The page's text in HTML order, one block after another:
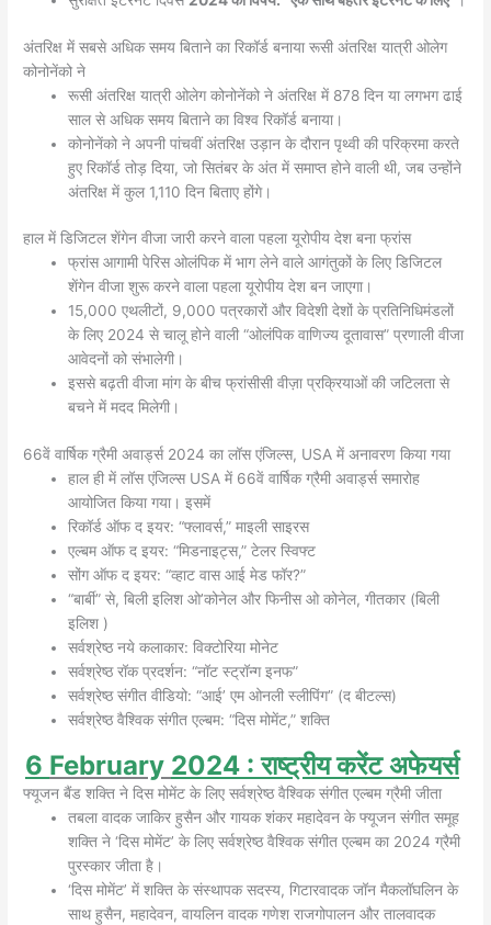
अंतरिक्ष में सबसे अधिक समय बिताने का रिकॉर्ड बनाया रूसी अंतरिक्ष यात्री ओलेग
कोनोनेंको ने
रूसी अंतरिक्ष यात्री ओलेग कोनोनेंको ने अंतरिक्ष में 878 दिन या लगभग ढाई
साल से अधिक समय बिताने का विश्व रिकॉर्ड बनाया।
कोनोनेंको ने अपनी पांचवीं अंतरिक्ष उड़ान के दौरान पृथ्वी की परिक्रमा करते
हुए रिकॉर्ड तोड़ दिया, जो सितंबर के अंत में समाप्त होने वाली थी, जब उन्होंने
अंतरिक्ष में कुल 1,110 दिन बिताए होंगे।
हाल में डिजिटल शेंगेन वीजा जारी करने वाला पहला यूरोपीय देश बना फ्रांस
फ्रांस आगामी पेरिस ओलंपिक में भाग लेने वाले आगंतुकों के लिए डिजिटल
शेंगेन वीजा शुरू करने वाला पहला यूरोपीय देश बन जाएगा।
15,000 एथलीटों, 9,000 पत्रकारों और विदेशी देशों के प्रतिनिधिमंडलों
के लिए 2024 से चालू होने वाली “ओलंपिक वाणिज्य दूतावास” प्रणाली वीजा
आवेदनों को संभालेगी।
इससे बढ़ती वीजा मांग के बीच फ्रांसीसी वीज़ा प्रक्रियाओं की जटिलता से
बचने में मदद मिलेगी।
66वें वार्षिक ग्रैमी अवार्ड्स 2024 का लॉस एंजिल्स, USA में अनावरण किया गया
हाल ही में लॉस एंजिल्स USA में 66वें वार्षिक ग्रैमी अवार्ड्स समारोह
आयोजित किया गया। इसमें
रिकॉर्ड ऑफ द इयर: “फ्लावर्स,” माइली साइरस
एल्बम ऑफ द इयर: “मिडनाइट्स,” टेलर स्विफ्ट
सोंग ऑफ द इयर: “व्हाट वास आई मेड फॉर?”
“बार्बी” से, बिली इलिश ओ’कोनेल और फिनीस ओ कोनेल, गीतकार (बिली
इलिश )
सर्वश्रेष्ठ नये कलाकार: विक्टोरिया मोनेट
सर्वश्रेष्ठ रॉक प्रदर्शन: “नॉट स्ट्रॉन्ग इनफ”
सर्वश्रेष्ठ संगीत वीडियो: “आई’ एम ओनली स्लीपिंग” (द बीटल्स)
सर्वश्रेष्ठ वैश्विक संगीत एल्बम: “दिस मोमेंट,” शक्ति
6 February 2024 : राष्ट्रीय करेंट अफेयर्स
फ्यूजन बैंड शक्ति ने दिस मोमेंट के लिए सर्वश्रेष्ठ वैश्विक संगीत एल्बम ग्रैमी जीता
तबला वादक जाकिर हुसैन और गायक शंकर महादेवन के फ्यूजन संगीत समूह
शक्ति ने ‘दिस मोमेंट’ के लिए सर्वश्रेष्ठ वैश्विक संगीत एल्बम का 2024 ग्रैमी
पुरस्कार जीता है।
‘दिस मोमेंट’ में शक्ति के संस्थापक सदस्य, गिटारवादक जॉन मैकलॉघलिन के
साथ हुसैन, महादेवन, वायलिन वादक गणेश राजगोपालन और तालवादक